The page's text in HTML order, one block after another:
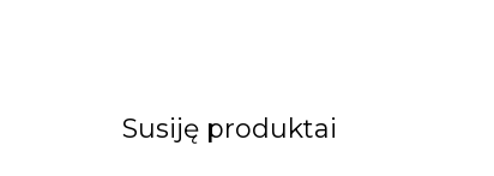
Susiję produktai